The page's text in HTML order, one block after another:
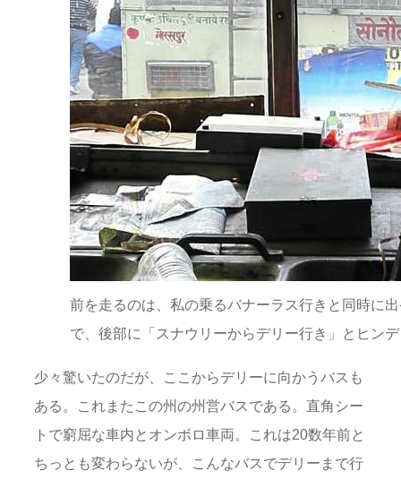
前を走るのは、私の乗るバナーラス行きと同時に
で、後部に「スナウリーからデリー行き」とヒン
少々驚いたのだが、ここからデリーに向かうバスも
ある。これまたこの州の州営バスである。直角シー
トで窮屈な車内とオンボロ車両。これは20数年前と
ちっとも変わらないが、こんなバスでデリーまで行